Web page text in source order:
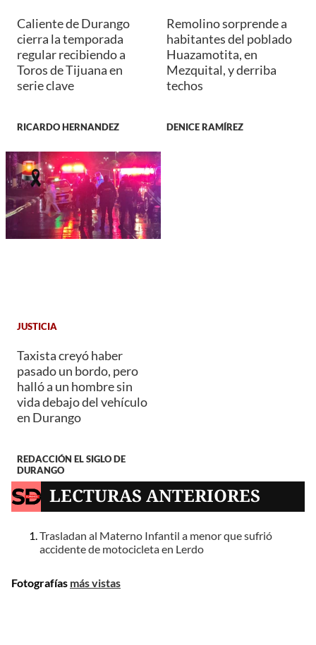
Caliente de Durango
cierra la temporada
regular recibiendo a
Toros de Tijuana en
serie clave
RICARDO HERNANDEZ
Remolino sorprende a
habitantes del poblado
Huazamotita, en
Mezquital, y derriba
techos
DENICE RAMÍREZ
JUSTICIA
Taxista creyó haber
pasado un bordo, pero
halló a un hombre sin
vida debajo del vehículo
en Durango
REDACCIÓN EL SIGLO DE
DURANGO
LECTURAS ANTERIORES
Trasladan al Materno Infantil a menor que sufrió
accidente de motocicleta en Lerdo
Fotografías más vistas